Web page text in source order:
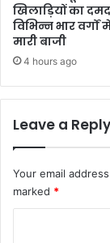
खिलाड़ियों का
विभिन्न भार
मारी बाजी
4 hours ago
Leave a Reply
Your email
marked *